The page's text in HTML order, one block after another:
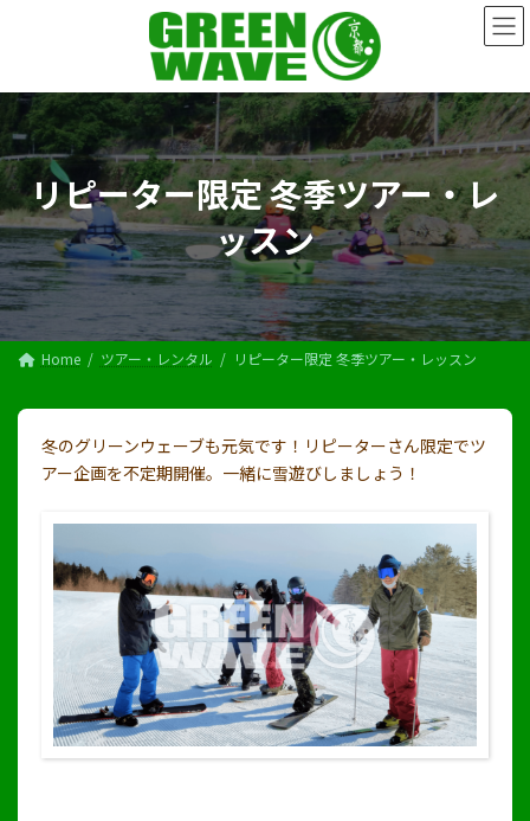
へ
ス
キ
プ
ョ
ン
に
動
リピーター限定 冬季ツアー・レ
ッスン
Home ツアー・レンタル リピーター限定 冬季ツアー・レッスン
冬のグリーンウェーブも元気です！リピーターさん限定でツ
アー企画を不定期開催。一緒に雪遊びしましょう！